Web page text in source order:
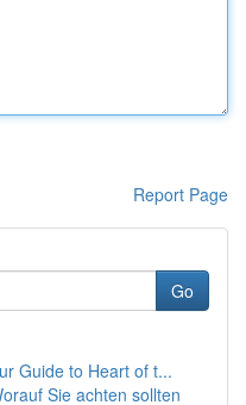
Report Page
Go
Guide to Heart of t...
Sie achten sollten